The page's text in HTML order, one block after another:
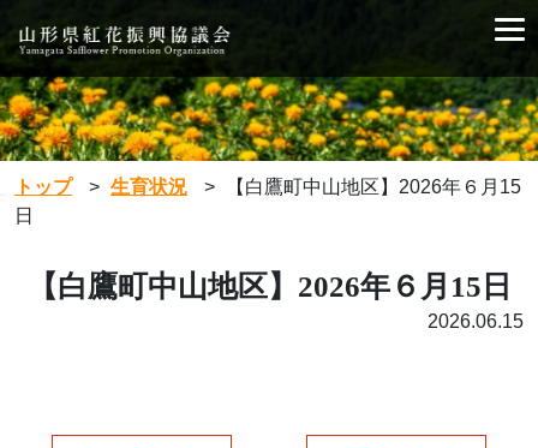
トップ > 生育状況 >
【白鷹町中山地区】2026年６月15
日
【白鷹町中山地区】2026年６月15日
2026.06.15